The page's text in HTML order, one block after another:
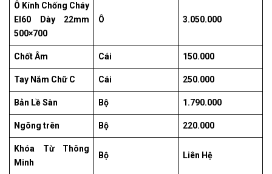
Ô Kính Chống Cháy
EI60 Dày 22mm
500×700
Ô 3.050.000
Chốt Âm Cái 150.000
Tay Nắm Chữ C Cái 250.000
Bản Lề Sàn Bộ 1.790.000
Ngõng trên Bộ 220.000
Khóa Từ Thông
Minh
Bộ Liên Hệ